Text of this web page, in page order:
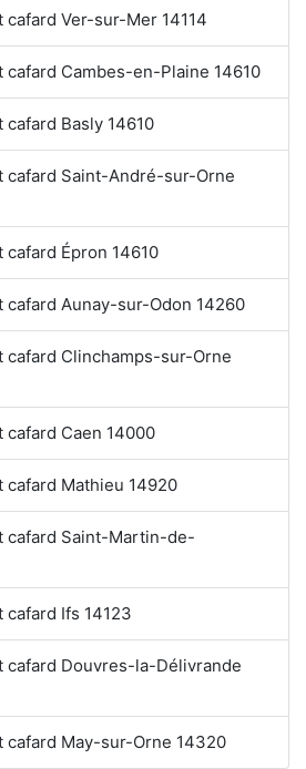
Ver-sur-Mer 14114
Cambes-en-Plaine 14610
Basly 14610
cafard Saint-André-sur-Orne
Épron 14610
Aunay-sur-Odon 14260
cafard Clinchamps-sur-Orne
Caen 14000
Mathieu 14920
cafard Saint-Martin-de-
Ifs 14123
cafard Douvres-la-Délivrande
cafard May-sur-Orne 14320